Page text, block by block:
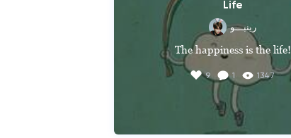
Life
رِينبـــو
The happiness is the life!
9 1 1347